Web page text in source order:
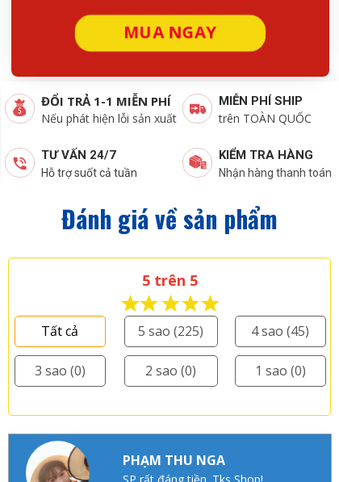
Nếu phát hiện lỗi sản xuất
ĐỔI TRẢ 1-1 MIỄN PHÍ
trên TOÀN QUỐC
MIỄN PHÍ SHIP
Hỗ trợ suốt cả tuần
TƯ VẤN 24/7
Nhận hàng thanh toán
KIỂM TRA HÀNG
MUA NGAY
5 trên 5
Đánh giá về sản phẩm
PHẠM THU NGA
Tất cả 5 sao (225) 4 sao (45)
3 sao (0) 2 sao (0) 1 sao (0)